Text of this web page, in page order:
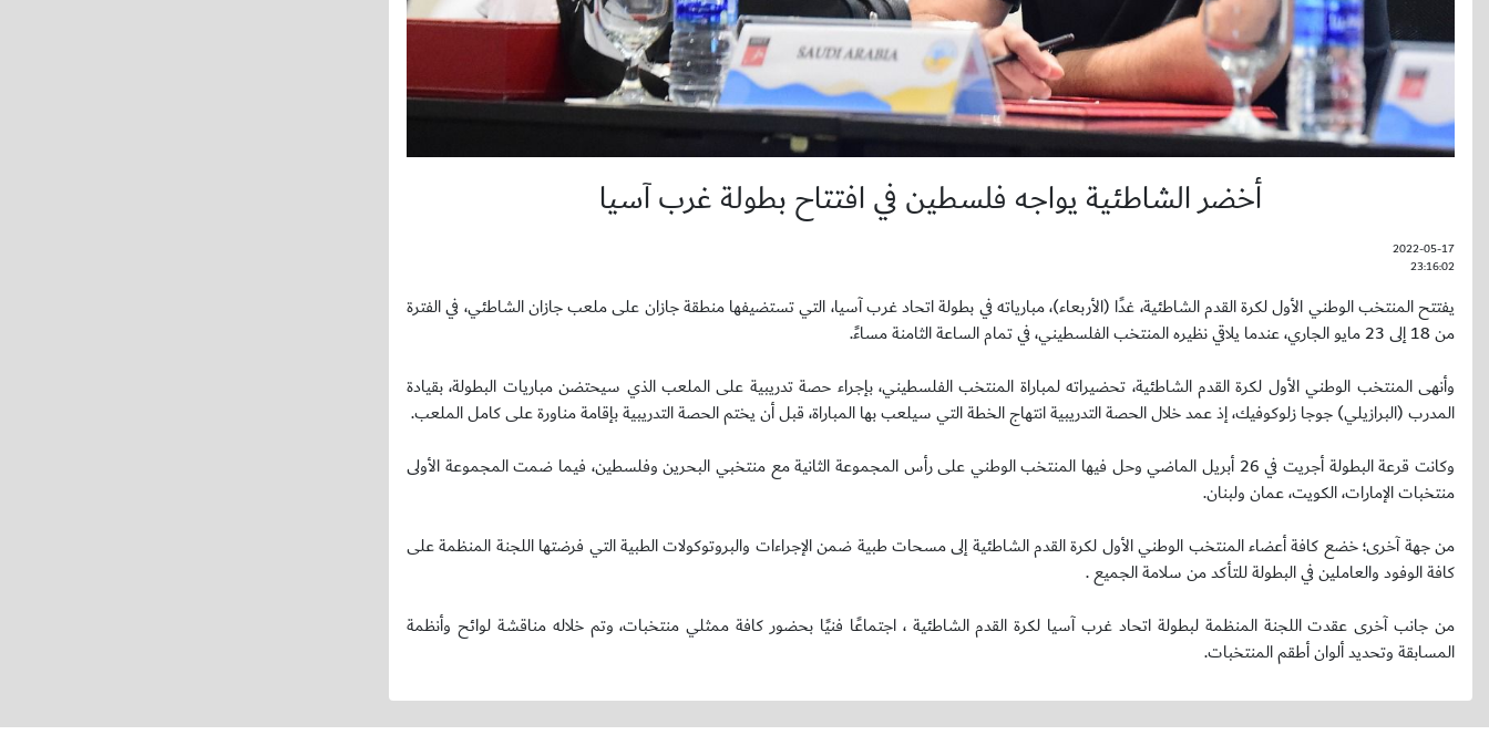
أخضر الشاطئية يواجه فلسطين في افتتاح بطولة غرب آسيا
2022-05-17
23:16:02
يفتتح المنتخب الوطني الأول لكرة القدم الشاطئية، غدًا (الأربعاء)، مبارياته في بطولة اتحاد غرب آسيا، التي تستضيفها منطقة جازان على ملعب جازان الشاطئي، في الفترة
من 18 إلى 23 مايو الجاري، عندما يلاقي نظيره المنتخب الفلسطيني، في تمام الساعة الثامنة مساءً.
وأنهى المنتخب الوطني الأول لكرة القدم الشاطئية، تحضيراته لمباراة المنتخب الفلسطيني، بإجراء حصة تدريبية على الملعب الذي سيحتضن مباريات البطولة، بقيادة
المدرب (البرازيلي) جوجا زلوكوفيك، إذ عمد خلال الحصة التدريبية انتهاج الخطة التي سيلعب بها المباراة، قبل أن يختم الحصة التدريبية بإقامة مناورة على كامل الملعب.
وكانت قرعة البطولة أجريت في 26 أبريل الماضي وحل فيها المنتخب الوطني على رأس المجموعة الثانية مع منتخبي البحرين وفلسطين، فيما ضمت المجموعة الأولى
منتخبات الإمارات، الكويت، عمان ولبنان.
من جهة آخرى؛ خضع كافة أعضاء المنتخب الوطني الأول لكرة القدم الشاطئية إلى مسحات طبية ضمن الإجراءات والبروتوكولات الطبية التي فرضتها اللجنة المنظمة على
كافة الوفود والعاملين في البطولة للتأكد من سلامة الجميع .
من جانب آخرى عقدت اللجنة المنظمة لبطولة اتحاد غرب آسيا لكرة القدم الشاطئية ، اجتماعًا فنيًا بحضور كافة ممثلي منتخبات، وتم خلاله مناقشة لوائح وأنظمة
المسابقة وتحديد ألوان أطقم المنتخبات.